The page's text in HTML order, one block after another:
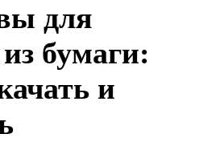
для
бумаги:
и